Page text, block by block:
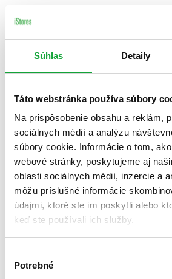
Súhlas Detaily
Táto webstránka používa súbory
Na prispôsobenie obsahu a reklám,
sociálnych médií a analýzu
súbory cookie. Informácie o tom,
webové stránky, poskytujeme aj
oblasti sociálnych médií, inzercie a
môžu príslušné informácie
údajmi, ktoré ste im poskytli alebo
keď ste používali ich služby.
súhlasu
Potrebné